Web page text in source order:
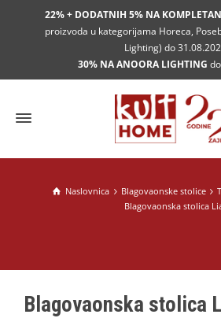
22% + DODATNIH 5% NA
proizvoda u kategorijama Horeca,
Lighting) do
30% NA ANOORA LIGHTING
Naslovnica Blagovaonske stolice
Blagovaonska stolica
Blagovaonska stolica